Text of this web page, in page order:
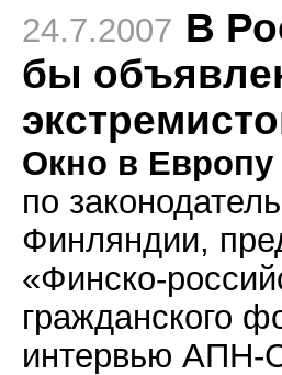
24.7.2007 В
бы
Окно в Европу
по
Финляндии,
«Финско-
гражданского
интервью АПН-